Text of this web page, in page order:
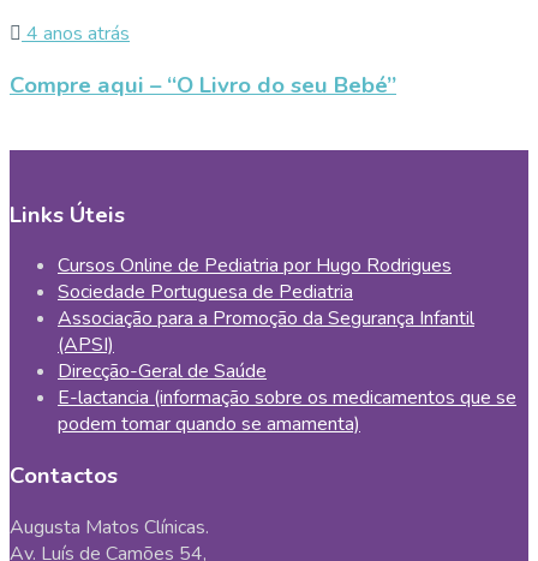
4 anos atrás
Compre aqui – “O Livro do seu Bebé”
Links Úteis
Cursos Online de Pediatria por Hugo Rodrigues
Sociedade Portuguesa de Pediatria
Associação para a Promoção da Segurança Infantil
(APSI)
Direcção-Geral de Saúde
E-lactancia (informação sobre os medicamentos que se
podem tomar quando se amamenta)
Contactos
Augusta Matos Clínicas.
Av. Luís de Camões 54,